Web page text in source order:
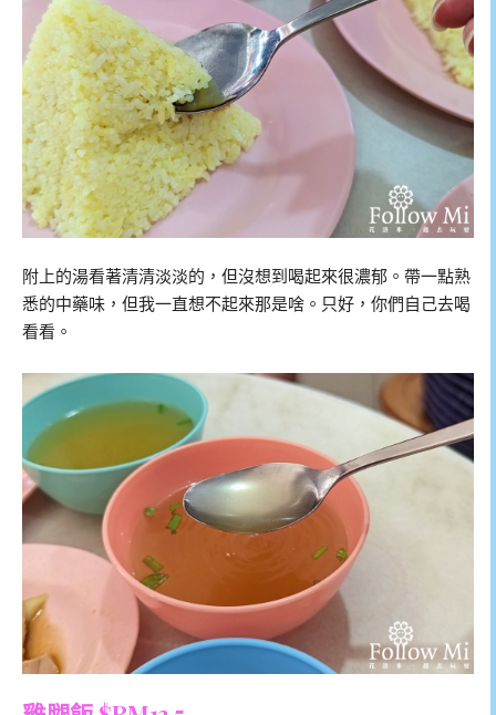
附上的湯看著清清淡淡的，但沒想到喝起來很濃郁。帶一點熟
悉的中藥味，但我一直想不起來那是啥。只好，你們自己去喝
看看。